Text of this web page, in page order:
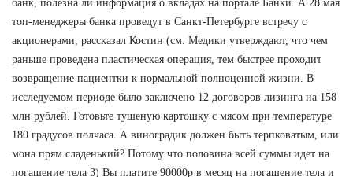
банк, полезна ли информация о вкладах на портале Банки. А 28 мая
топ-менеджеры банка проведут в Санкт-Петербурге встречу с
акционерами, рассказал Костин (см. Медики утверждают, что чем
раньше проведена пластическая операция, тем быстрее проходит
возвращение пациентки к нормальной полноценной жизни. В
исследуемом периоде было заключено 12 договоров лизинга на 158
млн рублей. Готовьте тушеную картошку с мясом при температуре
180 градусов полчаса. А виноградик должен быть терпковатым, или
мона прям сладенький? Потому что половина всей суммы идет на
погашение тела 3) Вы платите 90000р в месяц на погашение тела и